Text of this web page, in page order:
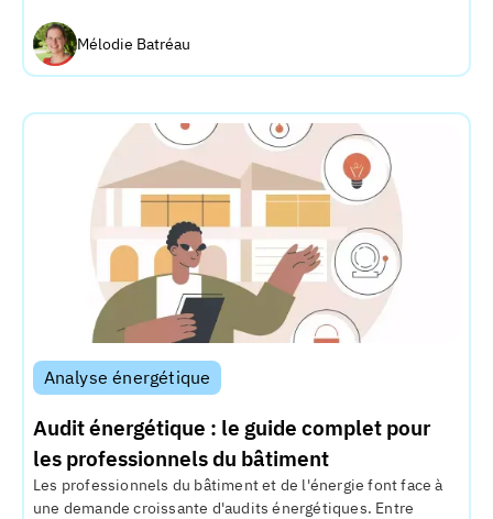
Mélodie Batréau
Analyse énergétique
Audit énergétique : le guide complet pour
les professionnels du bâtiment
Les professionnels du bâtiment et de l'énergie font face à
une demande croissante d'audits énergétiques. Entre